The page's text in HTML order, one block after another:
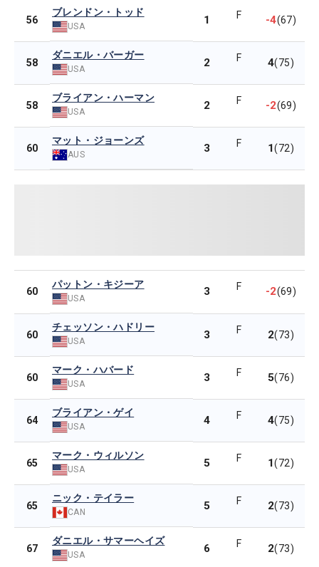
56
ブレンドン・トッド
USA 1 F -4(67)
58
ダニエル・バーガー
USA 2 F 4(75)
58
ブライアン・ハーマン
USA 2 F -2(69)
60
マット・ジョーンズ
AUS 3 F 1(72)
60
パットン・キジーア
USA
3 F -2(69)
60
チェッソン・ハドリー
USA 3 F 2(73)
60
マーク・ハバード
USA 3 F 5(76)
64
ブライアン・ゲイ
USA 4 F 4(75)
65
マーク・ウィルソン
USA 5 F 1(72)
65
ニック・テイラー
CAN 5 F 2(73)
67
ダニエル・サマーヘイズ
USA 6 F 2(73)